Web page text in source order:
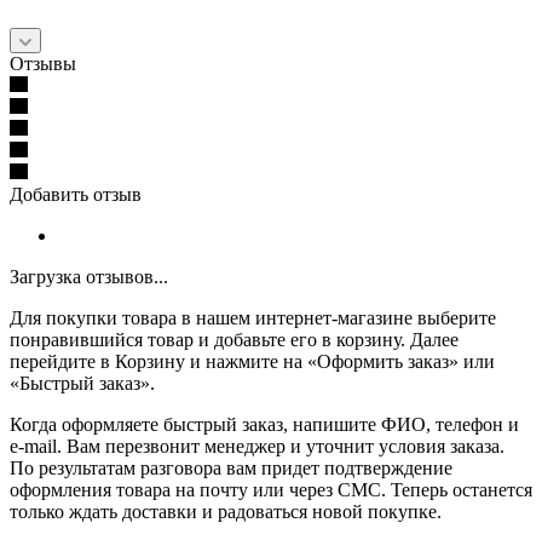
Отзывы
Добавить отзыв
Загрузка отзывов...
Для покупки товара в нашем интернет-магазине выберите
понравившийся товар и добавьте его в корзину. Далее
перейдите в Корзину и нажмите на «Оформить заказ» или
«Быстрый заказ».
Когда оформляете быстрый заказ, напишите ФИО, телефон и
e-mail. Вам перезвонит менеджер и уточнит условия заказа.
По результатам разговора вам придет подтверждение
оформления товара на почту или через СМС. Теперь останется
только ждать доставки и радоваться новой покупке.